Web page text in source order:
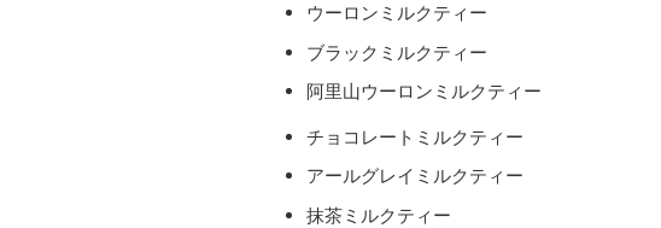
ウーロンミルクティー
ブラックミルクティー
阿里山ウーロンミルクティー
チョコレートミルクティー
アールグレイミルクティー
抹茶ミルクティー